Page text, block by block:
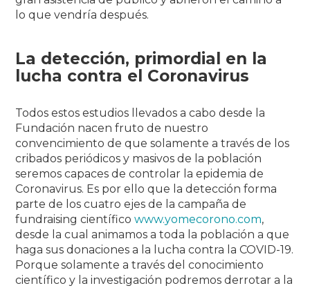
lo que vendría después.
La detección, primordial en la
lucha contra el Coronavirus
Todos estos estudios llevados a cabo desde la
Fundación nacen fruto de nuestro
convencimiento de que solamente a través de los
cribados periódicos y masivos de la población
seremos capaces de controlar la epidemia de
Coronavirus. Es por ello que la detección forma
parte de los cuatro ejes de la campaña de
fundraising científicowww.yomecorono.com,
desde la cual animamos a toda la población a que
haga sus donaciones a la lucha contra la COVID-19.
Porque solamente a través del conocimiento
científico y la investigación podremos derrotar a la